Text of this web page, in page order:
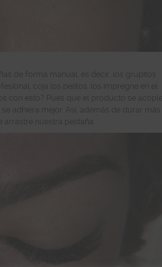
de forma manual, es decir, los grupitos
coja los pelitos, los impregne en el
con esto? Pues que el producto se
adhiera mejor. Así, además de durar más
nuestra pestaña.